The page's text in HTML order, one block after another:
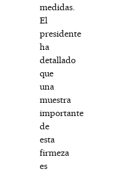
medidas.
El
presidente
ha
detallado
que
una
muestra
importante
de
esta
firmeza
es